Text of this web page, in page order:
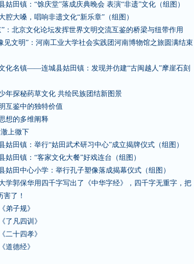
姑田镇：“馀庆堂”落成庆典晚会 表演“非遗”文化（组图）
腔大嗓，唱响非遗文化“新乐章”（组图）
：北京文化论坛发挥世界文明交流互鉴的桥梁与纽带作用
见文明”：河南工业大学社会实践团河南博物馆之旅圆满结束
化名镇——连城县姑田镇：发现并仿建“古闽越人”摩崖石刻
年探秘药草文化 共绘民族团结新图景
互鉴中的独特价值
想的多维阐释
上徹下
姑田镇：举行“姑田武术研习中心”成立揭牌仪式（组图）
姑田镇：“客家文化大餐”好戏连台（组图）
姑田中心小学：举行孔子塑像落成揭幕仪式（组图）
学郭保华用四千字写出了《中华字经》，四千字无重字，把
了！
子规》
凡四训》
十四孝》
德经》